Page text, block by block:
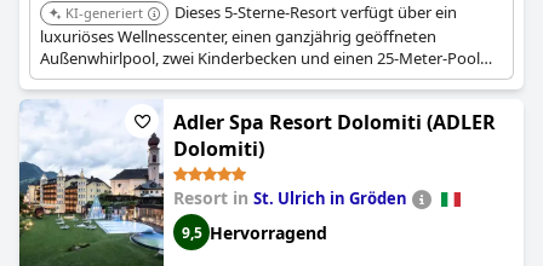
KI-generiert
Dieses 5-Sterne-Resort verfügt über ein
luxuriöses Wellnesscenter, einen ganzjährig geöffneten
Außenwhirlpool, zwei Kinderbecken und einen 25-Meter-Pool
mit weißem Sandstrand. Elegante Zimmer mit Balkon sind
verfügbar, und einige Suiten umfassen private finnische Saunen
und freistehende Luxusbadewannen. Das Resort bietet auch
Gourmetküche und einen großen Saunabereich.
Adler Spa Resort Dolomiti (ADLER
Dolomiti)
Resort in St. Ulrich in Gröden
9,5 Hervorragend